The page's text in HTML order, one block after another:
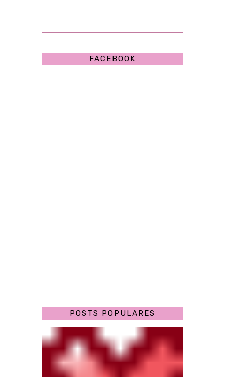
FACEBOOK
POSTS POPULARES